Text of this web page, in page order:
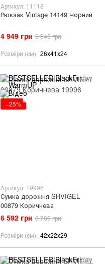
Артикул: 11118
Рюкзак Vintage 14149 Чорний
4 949 грн 6 345 грн
Розміри (см) 26х41х24
−25%
Артикул: 19996
Сумка дорожня SHVIGEL
00879 Коричнева
6 592 грн 8 789 грн
Розміри (см) 42х22х29